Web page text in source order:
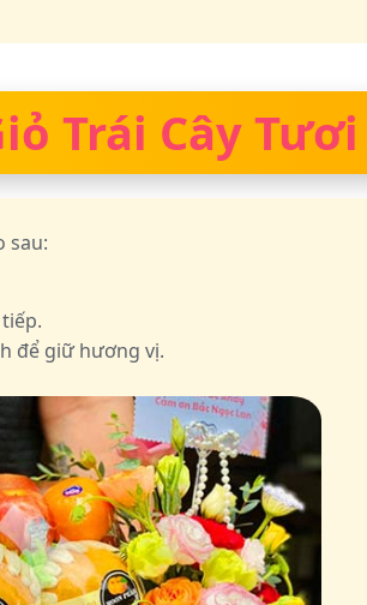
Trái Cây
sau:
để giữ hương vị.